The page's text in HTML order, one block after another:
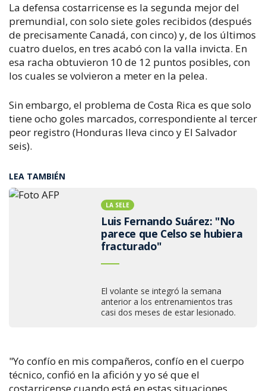
La defensa costarricense es la segunda mejor del
premundial, con solo siete goles recibidos (después
de precisamente Canadá, con cinco) y, de los últimos
cuatro duelos, en tres acabó con la valla invicta. En
esa racha obtuvieron 10 de 12 puntos posibles, con
los cuales se volvieron a meter en la pelea.
Sin embargo, el problema de Costa Rica es que solo
tiene ocho goles marcados, correspondiente al tercer
peor registro (Honduras lleva cinco y El Salvador
seis).
LEA TAMBIÉN
LA SELE
Luis Fernando Suárez: "No
parece que Celso se hubiera
fracturado"
El volante se integró la semana
anterior a los entrenamientos tras
casi dos meses de estar lesionado.
"Yo confío en mis compañeros, confío en el cuerpo
técnico, confió en la afición y yo sé que el